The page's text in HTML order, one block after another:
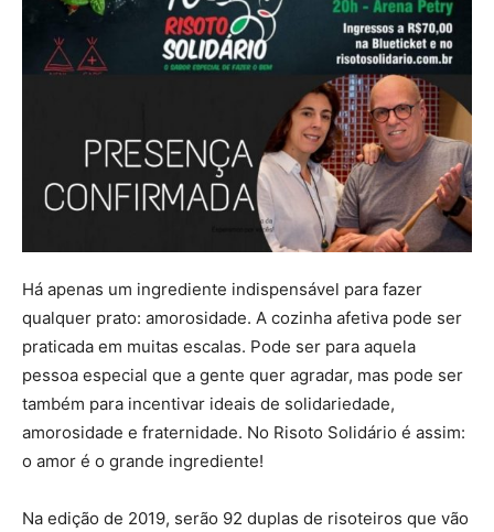
Há apenas um ingrediente indispensável para fazer
qualquer prato: amorosidade. A cozinha afetiva pode ser
praticada em muitas escalas. Pode ser para aquela
pessoa especial que a gente quer agradar, mas pode ser
também para incentivar ideais de solidariedade,
amorosidade e fraternidade. No Risoto Solidário é assim:
o amor é o grande ingrediente!
Na edição de 2019, serão 92 duplas de risoteiros que vão